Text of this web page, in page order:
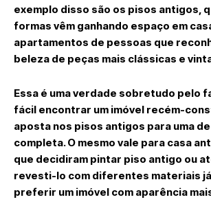
exemplo disso são os pisos antigos,
formas vêm ganhando espaço em
apartamentos de pessoas que
beleza de peças mais clássicas e
Essa é uma verdade sobretudo pelo
fácil encontrar um imóvel recém-
aposta nos pisos antigos para uma
completa. O mesmo vale para casa
que decidiram pintar piso antigo ou
revesti-lo com diferentes materiais
preferir um imóvel com aparência